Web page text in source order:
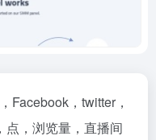
Facebook，twitter，
点，浏览量，直播间